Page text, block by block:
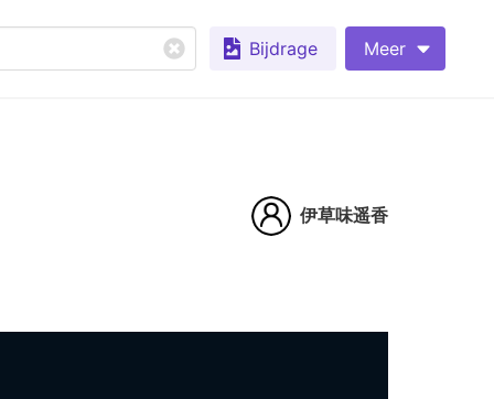
Bijdrage Meer
伊草味遥香